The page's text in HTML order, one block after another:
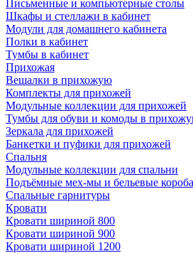
Письменные и компьютерные столы
Шкафы и стеллажи в кабинет
Модули для домашнего кабинета
Полки в кабинет
Тумбы в кабинет
Прихожая
Вешалки в прихожую
Комплекты для прихожей
Модульные коллекции для прихожей
Тумбы для обуви и комоды в
Зеркала для прихожей
Банкетки и пуфики для прихожей
Спальня
Модульные коллекции для спальни
Подъёмные мех-мы и бельевые короба
Спальные гарнитуры
Кровати
Кровати шириной 800
Кровати шириной 900
Кровати шириной 1200